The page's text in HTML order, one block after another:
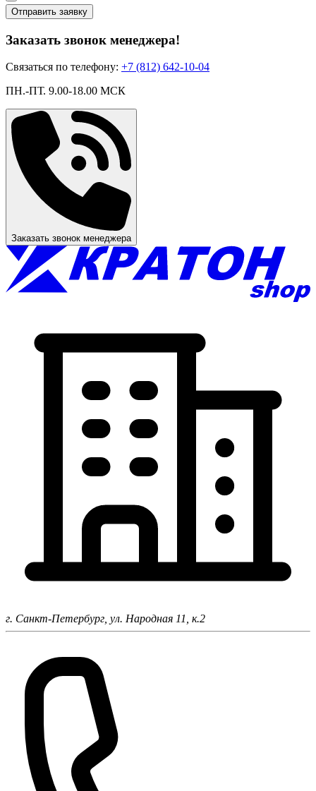
Отправить заявку
Заказать звонок менеджера!
Связаться по телефону: +7 (812) 642-10-04
ПН.-ПТ. 9.00-18.00 МСК
Заказать звонок менеджера
г. Санкт-Петербург, ул. Народная 11, к.2